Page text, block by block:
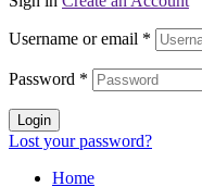
Username or email *
Password *
Login
Lost your password?
Home